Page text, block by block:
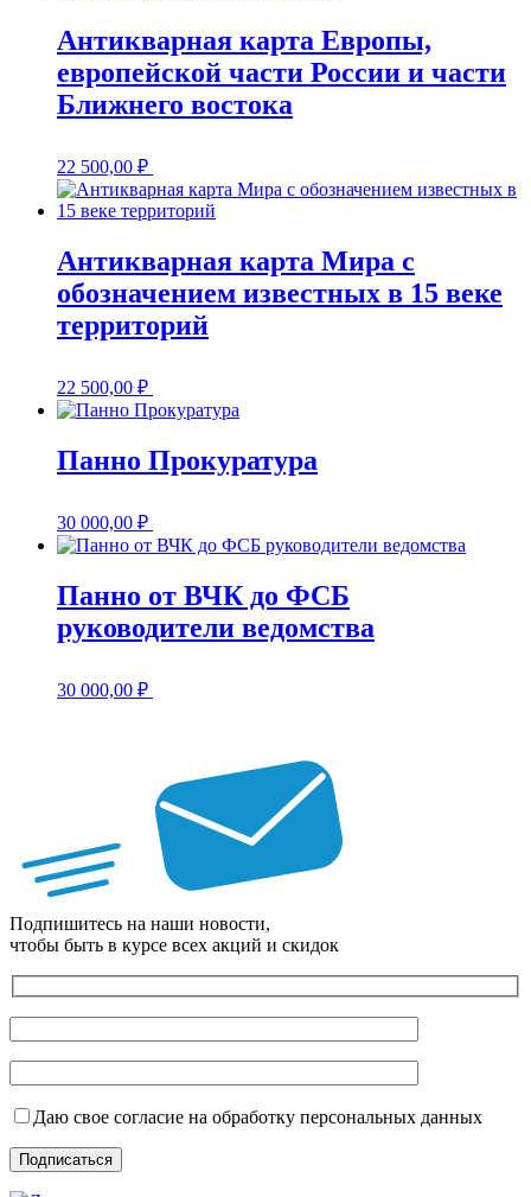
Антикварная карта Европы,
европейской части России и части
Ближнего востока
22 500,00 ₽
Антикварная карта Мира с
обозначением известных в 15 веке
территорий
22 500,00 ₽
Панно Прокуратура
30 000,00 ₽
Панно от ВЧК до ФСБ
руководители ведомства
30 000,00 ₽
Подпишитесь на наши новости,
чтобы быть в курсе всех акций и скидок
Даю свое согласие на обработку персональных данных